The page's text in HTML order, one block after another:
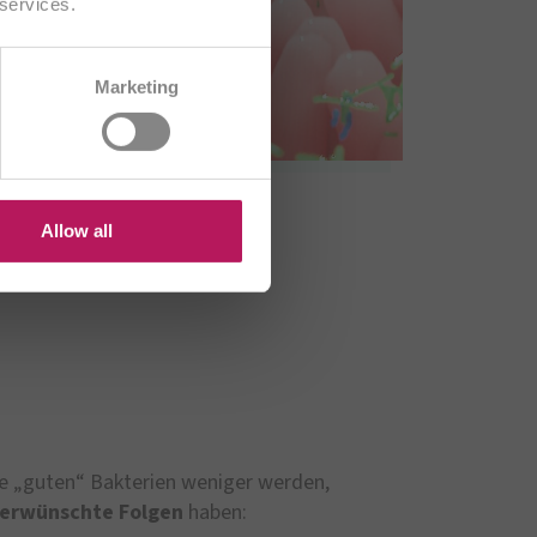
Marketing
Allow all
„guten“ Bakterien weniger werden,
Folgen haben:
CH/FR